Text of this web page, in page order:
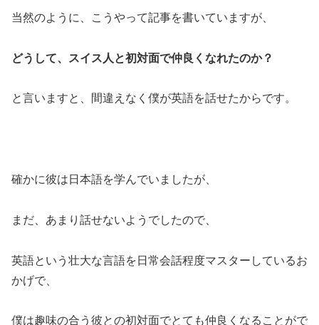
当然のように、こうやって記事を書いていますが、
どうして、スイス人と初対面で仲良くなれたのか？
と言いますと、間違えなく僕が英語を話せたからです。
確かに彼は日本語を学んでいましたが、
まだ、あまり話せないようでしたので、
英語という壮大な言語を日常会話程度マスターしているお
かげで、
僕は趣味の合う彼との初対面でとても仲良くなることがで